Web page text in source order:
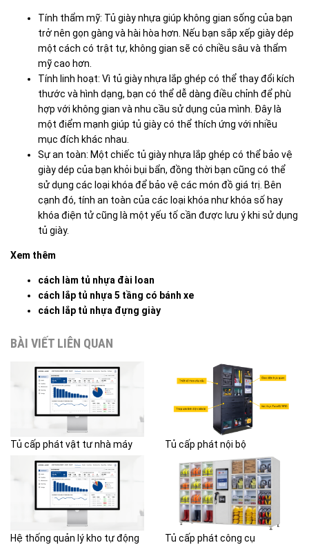
Tính thẩm mỹ: Tủ giày nhựa giúp không gian sống của bạn
trở nên gọn gàng và hài hòa hơn. Nếu bạn sắp xếp giày dép
một cách có trật tự, không gian sẽ có chiều sâu và thẩm
mỹ cao hơn.
Tính linh hoạt: Vì tủ giày nhựa lắp ghép có thể thay đổi kích
thước và hình dạng, bạn có thể dễ dàng điều chỉnh để phù
hợp với không gian và nhu cầu sử dụng của mình. Đây là
một điểm mạnh giúp tủ giày có thể thích ứng với nhiều
mục đích khác nhau.
Sự an toàn: Một chiếc tủ giày nhựa lắp ghép có thể bảo vệ
giày dép của bạn khỏi bụi bẩn, đồng thời bạn cũng có thể
sử dụng các loại khóa để bảo vệ các món đồ giá trị. Bên
cạnh đó, tính an toàn của các loại khóa như khóa số hay
khóa điện tử cũng là một yếu tố cần được lưu ý khi sử dụng
tủ giày.
Xem thêm
cách làm tủ nhựa đài loan
cách lắp tủ nhựa 5 tầng có bánh xe
cách lắp tủ nhựa đựng giày
BÀI VIẾT LIÊN QUAN
Tủ cấp phát vật tư nhà máy Tủ cấp phát nội bộ
Hệ thống quản lý kho tự động Tủ cấp phát công cụ